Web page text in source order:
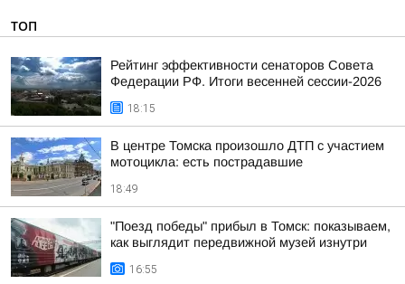
ТОП
Рейтинг эффективности сенаторов Совета
Федерации РФ. Итоги весенней сессии-2026
18:15
В центре Томска произошло ДТП с участием
мотоцикла: есть пострадавшие
18:49
"Поезд победы" прибыл в Томск: показываем,
как выглядит передвижной музей изнутри
16:55